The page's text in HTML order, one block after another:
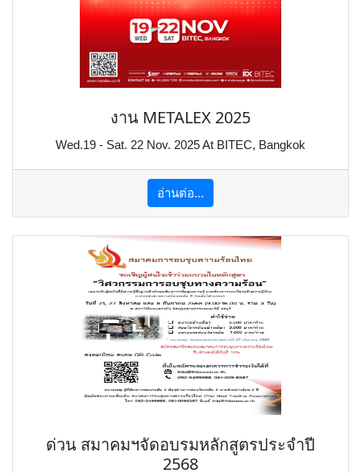
งาน METALEX 2025
Wed.19 - Sat. 22 Nov. 2025 At BITEC, Bangkok
อ่านต่อ...
ด่วน สมาคมฯจัดอบรมหลักสูตรประจำปี
2568